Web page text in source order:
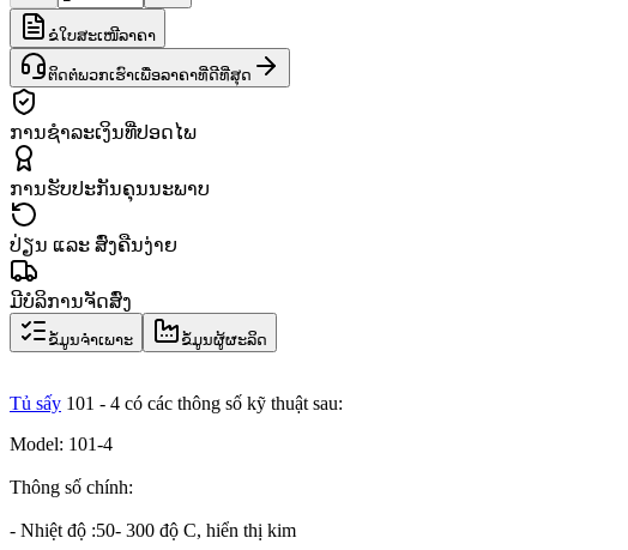
ຂໍໃບສະເໜີລາຄາ
ຕິດຕໍ່ພວກເຮົາເພື່ອລາຄາທີ່ດີທີ່ສຸດ
ການຊຳລະເງິນທີ່ປອດໄພ
ການຮັບປະກັນຄຸນນະພາບ
ປ່ຽນ ແລະ ສົ່ງຄືນງ່າຍ
ມີບໍລິການຈັດສົ່ງ
ຂໍ້ມູນຈຳເພາະ ຂໍ້ມູນຜູ້ຜະລິດ
Tủ sấy 101 - 4 có các thông số kỹ thuật sau:
Model: 101-4
Thông số chính:
- Nhiệt độ :50- 300 độ C, hiển thị kim